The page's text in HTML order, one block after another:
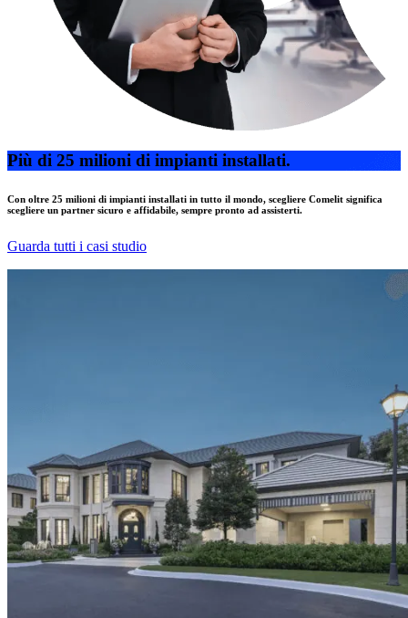
Più di 25 milioni di impianti installati.
Con oltre 25 milioni di impianti installati in tutto il mondo, scegliere Comelit significa
scegliere un partner sicuro e affidabile, sempre pronto ad assisterti.
Guarda tutti i casi studio